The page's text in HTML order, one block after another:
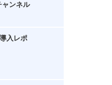
ンネル
入レポ